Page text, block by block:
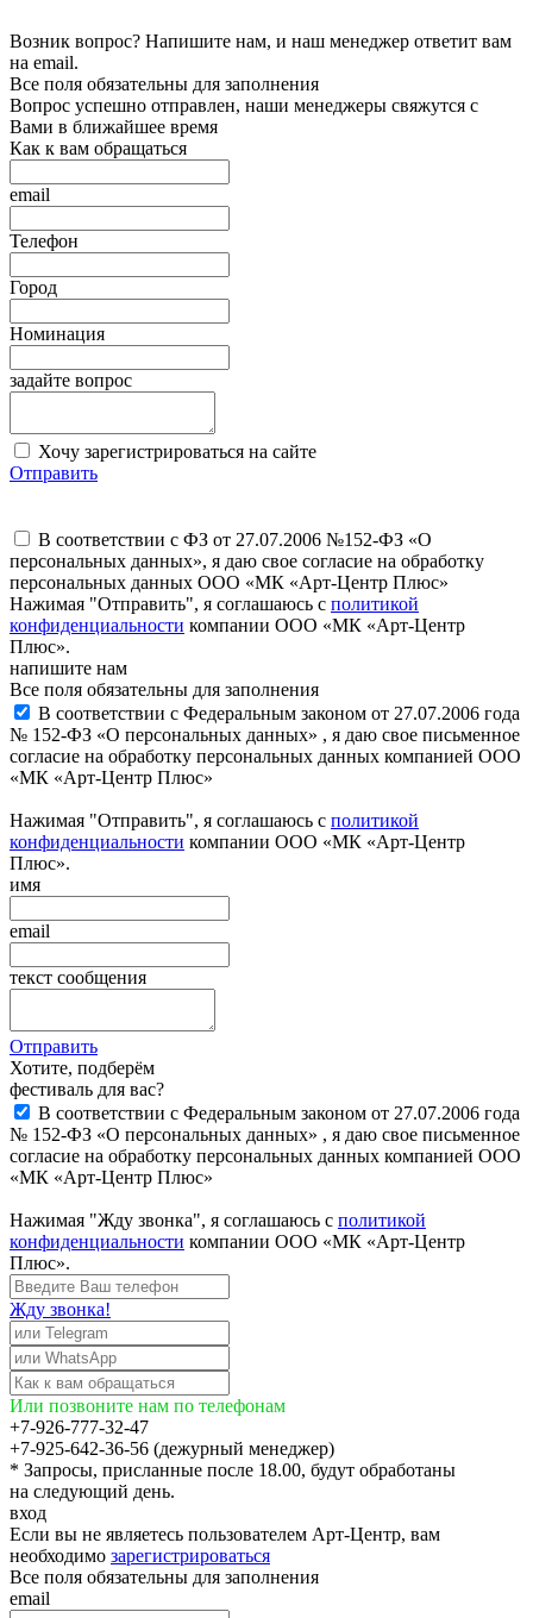
Возник вопрос? Напишите нам, и наш менеджер ответит вам
на email.
Все поля обязательны для заполнения
Вопрос успешно отправлен, наши менеджеры свяжутся с
Вами в ближайшее время
Как к вам обращаться
email
Телефон
Город
Номинация
задайте вопрос
Хочу зарегистрироваться на сайте
Отправить
В соответствии с ФЗ от 27.07.2006 №152-ФЗ «О
персональных данных», я даю свое согласие на обработку
персональных данных ООО «МК «Арт-Центр Плюс»
Нажимая "Отправить", я соглашаюсь с политикой
конфиденциальности компании ООО «МК «Арт-Центр
Плюс».
напишите нам
Все поля обязательны для заполнения
В соответствии с Федеральным законом от 27.07.2006 года
№ 152-ФЗ «О персональных данных» , я даю свое письменное
согласие на обработку персональных данных компанией ООО
«МК «Арт-Центр Плюс»
Нажимая "Отправить", я соглашаюсь с политикой
конфиденциальности компании ООО «МК «Арт-Центр
Плюс».
имя
email
текст сообщения
Отправить
Хотите, подберём
фестиваль для вас?
В соответствии с Федеральным законом от 27.07.2006 года
№ 152-ФЗ «О персональных данных» , я даю свое письменное
согласие на обработку персональных данных компанией ООО
«МК «Арт-Центр Плюс»
Нажимая "Жду звонка", я соглашаюсь с политикой
конфиденциальности компании ООО «МК «Арт-Центр
Плюс».
Жду звонка!
Или позвоните нам по телефонам
+7-926-777-32-47
+7-925-642-36-56 (дежурный менеджер)
* Запросы, присланные после 18.00, будут обработаны
на следующий день.
вход
Если вы не являетесь пользователем Арт-Центр, вам
необходимо зарегистрироваться
Все поля обязательны для заполнения
email